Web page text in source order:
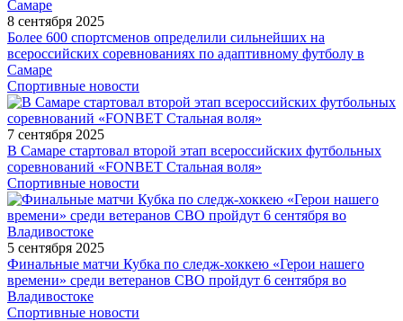
8 сентября 2025
Более 600 спортсменов определили сильнейших на
всероссийских соревнованиях по адаптивному футболу в
Самаре
Спортивные новости
7 сентября 2025
В Самаре стартовал второй этап всероссийских футбольных
соревнований «FONBET Стальная воля»
Спортивные новости
5 сентября 2025
Финальные матчи Кубка по следж-хоккею «Герои нашего
времени» среди ветеранов СВО пройдут 6 сентября во
Владивостоке
Спортивные новости